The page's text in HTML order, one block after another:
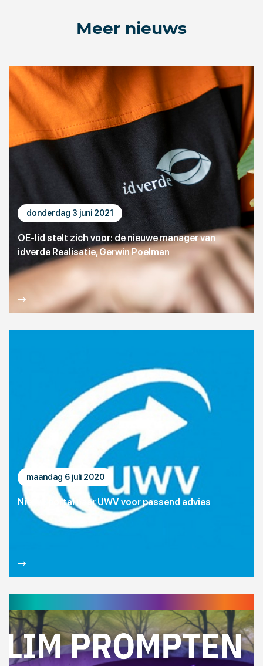
Meer nieuws
donderdag 3 juni 2021
OE-lid stelt zich voor: de nieuwe manager van
idverde Realisatie, Gerwin Poelman
maandag 6 juli 2020
Nieuw: portal naar UWV voor passend advies